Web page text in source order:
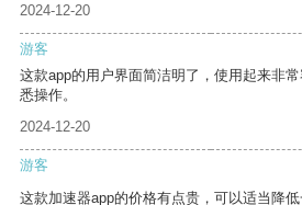
2024-12-20
游客
这款app的用户界面简洁明了，使用起来非
悉操作。
2024-12-20
游客
这款加速器app的价格有点贵，可以适当降低